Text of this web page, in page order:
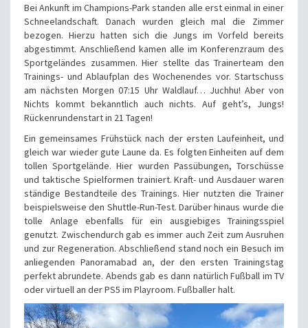
Bei Ankunft im Champions-Park standen alle erst einmal in einer
Schneelandschaft. Danach wurden gleich mal die Zimmer
bezogen. Hierzu hatten sich die Jungs im Vorfeld bereits
abgestimmt. Anschließend kamen alle im Konferenzraum des
Sportgeländes zusammen. Hier stellte das Trainerteam den
Trainings- und Ablaufplan des Wochenendes vor. Startschuss
am nächsten Morgen 07:15 Uhr Waldlauf… Juchhu! Aber von
Nichts kommt bekanntlich auch nichts. Auf geht’s, Jungs!
Rückenrundenstart in 21 Tagen!
Ein gemeinsames Frühstück nach der ersten Laufeinheit, und
gleich war wieder gute Laune da. Es folgten Einheiten auf dem
tollen Sportgelände. Hier wurden Passübungen, Torschüsse
und taktische Spielformen trainiert. Kraft- und Ausdauer waren
ständige Bestandteile des Trainings. Hier nutzten die Trainer
beispielsweise den Shuttle-Run-Test. Darüber hinaus wurde die
tolle Anlage ebenfalls für ein ausgiebiges Trainingsspiel
genutzt. Zwischendurch gab es immer auch Zeit zum Ausruhen
und zur Regeneration. Abschließend stand noch ein Besuch im
anliegenden Panoramabad an, der den ersten Trainingstag
perfekt abrundete. Abends gab es dann natürlich Fußball im TV
oder virtuell an der PS5 im Playroom. Fußballer halt.